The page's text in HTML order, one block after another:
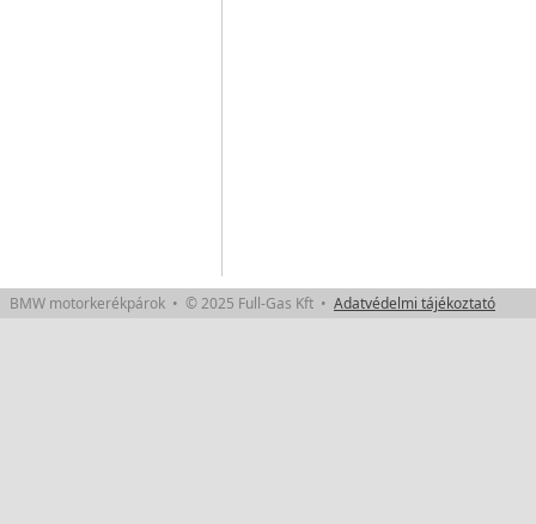
BMW motorkerékpárok • © 2025 Full-Gas Kft • Adatvédelmi tájékoztató